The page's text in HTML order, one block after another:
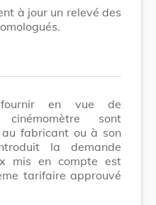
à jour un relevé des
en vue de
sont
fabricant ou à son
la demande
mis en compte est
tarifaire approuvé